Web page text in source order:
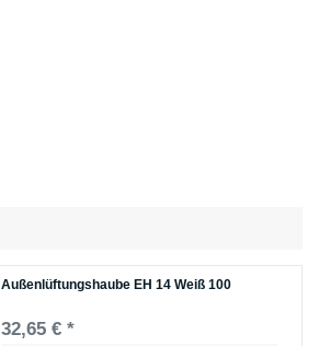
Außenlüftungshaube EH 14 Weiß 100
32,65 € *